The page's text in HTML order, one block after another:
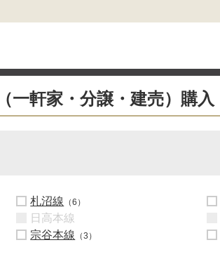
一軒家・分譲・建売）購入
札沼線 （6）
日高本線
宗谷本線 （3）